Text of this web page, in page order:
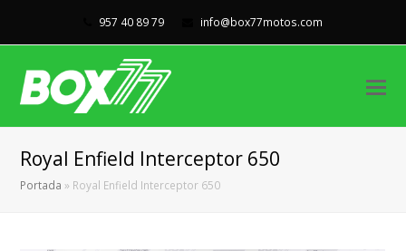
957 40 89 79 info@box77motos.com
Royal Enfield Interceptor 650
Portada » Royal Enfield Interceptor 650